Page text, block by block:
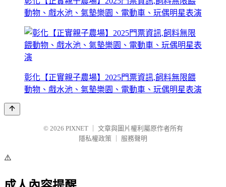
動物、戲水池、氣墊樂園、電動車、玩偶明星表演
彰化【正實親子農場】2025門票資訊,飼料無限餵
動物、戲水池、氣墊樂園、電動車、玩偶明星表演
© 2026 PIXNET
文章與圖片權利屬原作者所有
隱私權政策
服務聲明
⚠️